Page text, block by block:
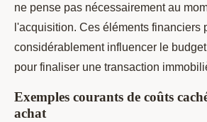
ne pense pas nécessairement au
l'acquisition. Ces éléments financiers
considérablement influencer le
pour finaliser une transaction
Exemples courants de coûts
achat